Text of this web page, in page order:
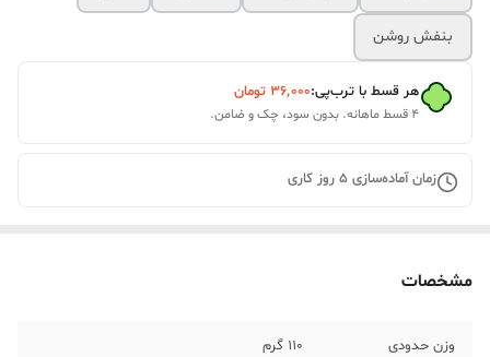
بنفش روشن
هر قسط با ترب‌پی:۳۶٬۰۰۰ تومان
۴ قسط ماهانه. بدون سود، چک و ضامن.
زمان آماده‌سازی 5 روز کاری
مشخصات
وزن حدودی 110 گرم